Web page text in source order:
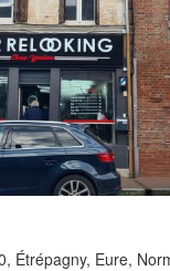
Étrépagny, Eure,